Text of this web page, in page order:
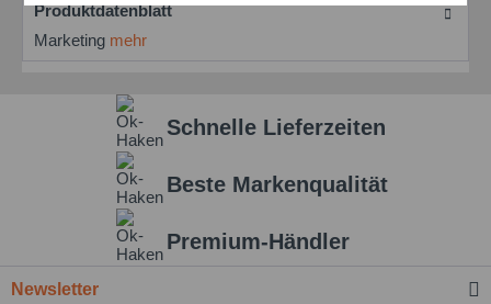
Produktdatenblatt
Marketing mehr
Schnelle Lieferzeiten
Beste Markenqualität
Premium-Händler
Newsletter